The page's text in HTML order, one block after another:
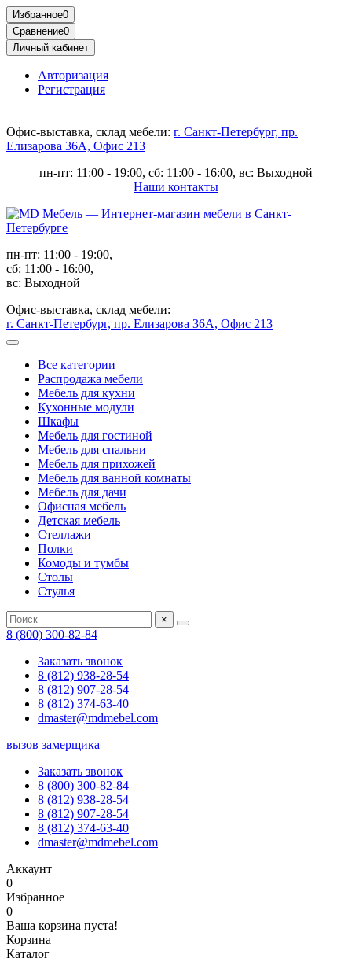
Избранное0
Сравнение0
Личный кабинет
Авторизация
Регистрация
Офис-выставка, склад мебели: г. Санкт-Петербург, пр.
Елизарова 36А, Офис 213
пн-пт: 11:00 - 19:00, сб: 11:00 - 16:00, вс: Выходной
Наши контакты
пн-пт: 11:00 - 19:00,
сб: 11:00 - 16:00,
вс: Выходной
Офис-выставка, склад мебели:
г. Санкт-Петербург, пр. Елизарова 36А, Офис 213
Все категории
Распродажа мебели
Мебель для кухни
Кухонные модули
Шкафы
Мебель для гостиной
Мебель для спальни
Мебель для прихожей
Мебель для ванной комнаты
Мебель для дачи
Офисная мебель
Детская мебель
Стеллажи
Полки
Комоды и тумбы
Столы
Стулья
×
8 (800) 300-82-84
Заказать звонок
8 (812) 938-28-54
8 (812) 907-28-54
8 (812) 374-63-40
dmaster@mdmebel.com
вызов замерщика
Заказать звонок
8 (800) 300-82-84
8 (812) 938-28-54
8 (812) 907-28-54
8 (812) 374-63-40
dmaster@mdmebel.com
Аккаунт
0
Избранное
0
Ваша корзина пуста!
Корзина
Каталог